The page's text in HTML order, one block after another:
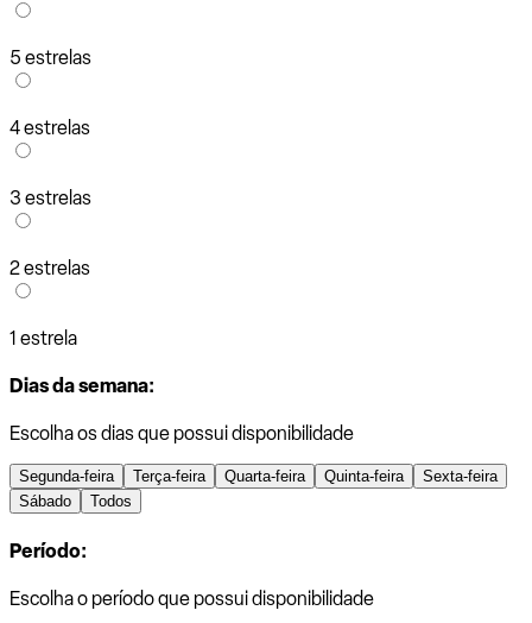
5 estrelas
4 estrelas
3 estrelas
2 estrelas
1 estrela
Dias da semana:
Escolha os dias que possui disponibilidade
Segunda-feira Terça-feira Quarta-feira Quinta-feira
Sexta-feira
Sábado
Todos
Período:
Escolha o período que possui disponibilidade